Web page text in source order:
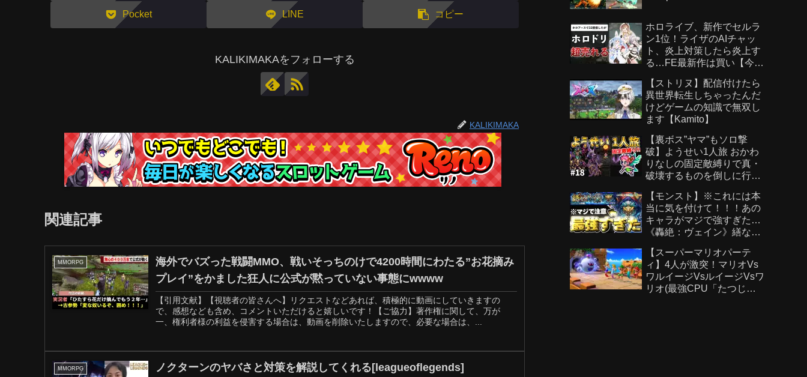
Pocket LINE コピー
KALIKIMAKAをフォローする
KALIKIMAKA
関連記事
MMORPG
海外でバズった戦闘MMO、戦いそっちのけで4200時間にわたる”お花摘み
プレイ”をかました狂人に公式が黙っていない事態にwwww
【引用文献】【視聴者の皆さんへ】リクエストなどあれば、積極的に動画にしていきますの
で、感想なども含め、コメントいただけると嬉しいです！【ご協力】著作権に関して、万が
一、権利者様の利益を侵害する場合は、動画を削除いたしますので、必要な場合は、...
MMORPG ノクターンのヤバさと対策を解説してくれる[leagueoflegends]
ホロライブ、新作でセルラ
ン1位！ライザのAIチャッ
ト、炎上対策したら炎上す
る…FE最新作は買い【今週
【ストリヌ】配信付けたら
異世界転生しちゃったんだ
けどゲームの知識で無双し
ます【Kamito】
【裏ボス”ヤマ”もソロ撃
破】ようせい1人旅 おかわ
りなしの固定敵縛りで真・
破壊するものを倒しに行く
ー】
【モンスト】※これには本
当に気を付けて！！！あの
キャラがマジで強すぎた…
《轟絶：ヴェイン》繕なる
【スーパーマリオパーテ
ィ】4人が激突！マリオVs
ワルイージVsルイージVsワ
リオ(最強CPU「たつじ